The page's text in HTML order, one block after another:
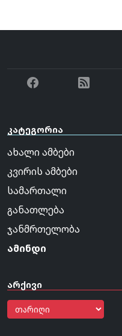
კატეგორია
ახალი ამბები
კვირის ამბები
სამართალი
განათლება
ჯანმრთელობა
ამინდი
არქივი